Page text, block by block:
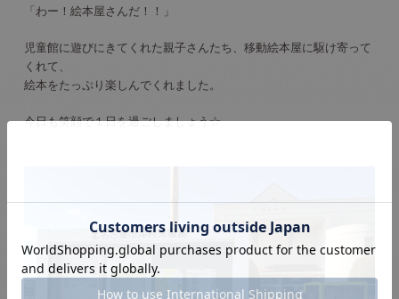
「わー！絵本屋さんだ！！」
児童館に遊びにきてくれた親子さんたち、移動絵本屋に駆け寄って
くれて、
絵本をたっぷり楽しんでくれました。
今日も笑顔で１日を過ごしましょう☆